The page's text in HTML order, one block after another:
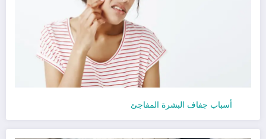
أسباب جفاف البشرة المفاجئ